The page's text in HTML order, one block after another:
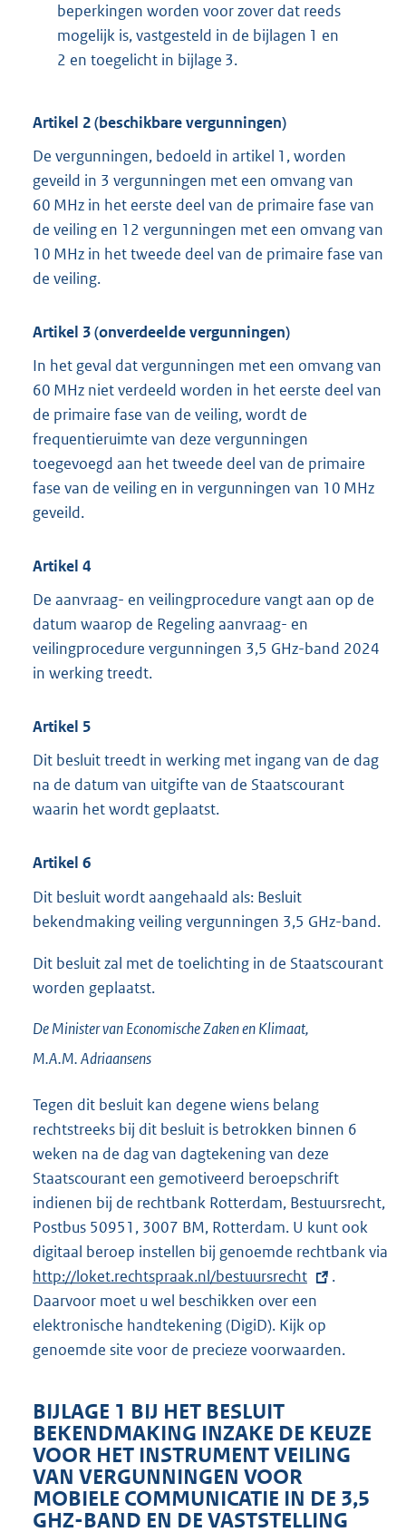
beperkingen worden voor zover dat reeds
mogelijk is, vastgesteld in de bijlagen 1 en
2 en toegelicht in bijlage 3.
Artikel 2 (beschikbare vergunningen)
De vergunningen, bedoeld in artikel 1, worden
geveild in 3 vergunningen met een omvang van
60 MHz in het eerste deel van de primaire fase van
de veiling en 12 vergunningen met een omvang van
10 MHz in het tweede deel van de primaire fase van
de veiling.
Artikel 3 (onverdeelde vergunningen)
In het geval dat vergunningen met een omvang van
60 MHz niet verdeeld worden in het eerste deel van
de primaire fase van de veiling, wordt de
frequentieruimte van deze vergunningen
toegevoegd aan het tweede deel van de primaire
fase van de veiling en in vergunningen van 10 MHz
geveild.
Artikel 4
De aanvraag- en veilingprocedure vangt aan op de
datum waarop de Regeling aanvraag- en
veilingprocedure vergunningen 3,5 GHz-band 2024
in werking treedt.
Artikel 5
Dit besluit treedt in werking met ingang van de dag
na de datum van uitgifte van de Staatscourant
waarin het wordt geplaatst.
Artikel 6
Dit besluit wordt aangehaald als: Besluit
bekendmaking veiling vergunningen 3,5 GHz-band.
Dit besluit zal met de toelichting in de Staatscourant
worden geplaatst.
De Minister van Economische Zaken en Klimaat,
M.A.M.Adriaansens
Tegen dit besluit kan degene wiens belang
rechtstreeks bij dit besluit is betrokken binnen 6
weken na de dag van dagtekening van deze
Staatscourant een gemotiveerd beroepschrift
indienen bij de rechtbank Rotterdam, Bestuursrecht,
Postbus 50951, 3007 BM, Rotterdam. U kunt ook
digitaal beroep instellen bij genoemde rechtbank via
E
x
t
e
e
l
i
n
k
http://loket.rechtspraak.nl/bestuursrecht
.
Daarvoor moet u wel beschikken over een
elektronische handtekening (DigiD). Kijk op
genoemde site voor de precieze voorwaarden.
BIJLAGE 1 BIJ HET BESLUIT
BEKENDMAKING INZAKE DE KEUZE
VOOR HET INSTRUMENT VEILING
VAN VERGUNNINGEN VOOR
MOBIELE COMMUNICATIE IN DE 3,5
GHZ-BAND EN DE VASTSTELLING